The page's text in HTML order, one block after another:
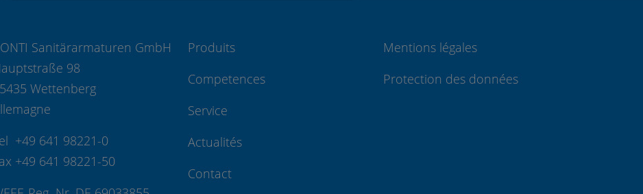
Sanitärarmaturen GmbH
98
Wettenberg
+49 641 98221-0
+49 641 98221-50
Produits
Competences
Service
Actualités
Contact
Mentions légales
Protection des données